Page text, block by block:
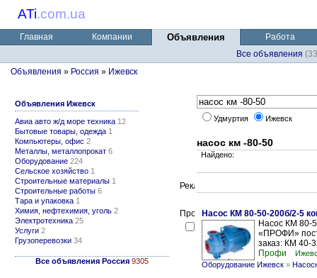
ATi.com.ua
Главная Компании Объявления
Работа
Все объявления
Объявления » Россия » Ижевск
Объявления Ижевск
Авиа авто ж/д море техника 12
Бытовые товары, одежда 1
Компьютеры, офис 2
Металлы, металлопрокат 6
Оборудование 224
Сельское хозяйство 1
Строительные материалы 1
Строительные работы 6
Тара и упаковка 1
Химия, нефтехимия, уголь 2
Электротехника 25
Услуги 2
Грузоперевозки 34
Все объявления Россия 9305
Удмуртия Ижевск
насос км -80-50
Найдено:
Насос КМ 80-50-200б/2-5
Насос КМ 80-
«ПРОФИ»
заказ: КМ 40-
Профи
Оборудование Ижевск »